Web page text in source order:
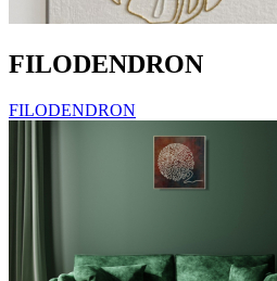
FILODENDRON
FILODENDRON